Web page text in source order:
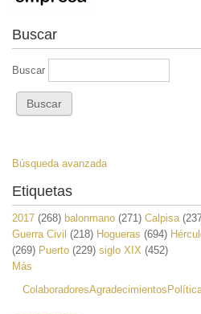
Buscar
Buscar
Búsqueda avanzada
Etiquetas
2017 (268) balonmano (271) Calpisa
Guerra Civil (218) Hogueras (694)
(269) Puerto (229) siglo XIX (452)
Más
ColaboradoresAgradecimientos